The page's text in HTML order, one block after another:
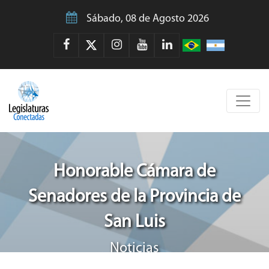
Sábado, 08 de Agosto 2026
Honorable Cámara de
Senadores de la Provincia de
San Luis
Noticias